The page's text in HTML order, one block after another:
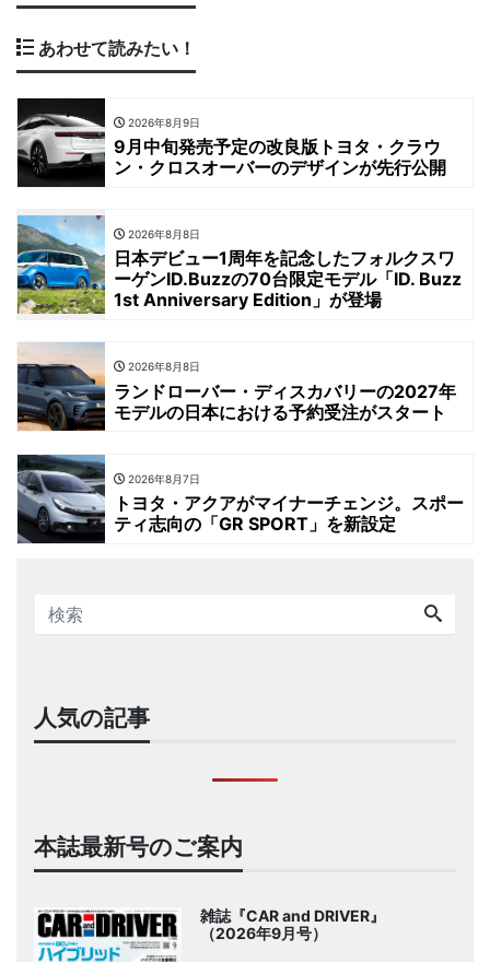
あわせて読みたい！
2026年8月9日
9月中旬発売予定の改良版トヨタ・クラウ
ン・クロスオーバーのデザインが先行公開
2026年8月8日
日本デビュー1周年を記念したフォルクスワ
ーゲンID.Buzzの70台限定モデル「ID. Buzz
1st Anniversary Edition」が登場
2026年8月8日
ランドローバー・ディスカバリーの2027年
モデルの日本における予約受注がスタート
2026年8月7日
トヨタ・アクアがマイナーチェンジ。スポー
ティ志向の「GR SPORT」を新設定
人気の記事
本誌最新号のご案内
雑誌『CAR and DRIVER』
（2026年9月号）